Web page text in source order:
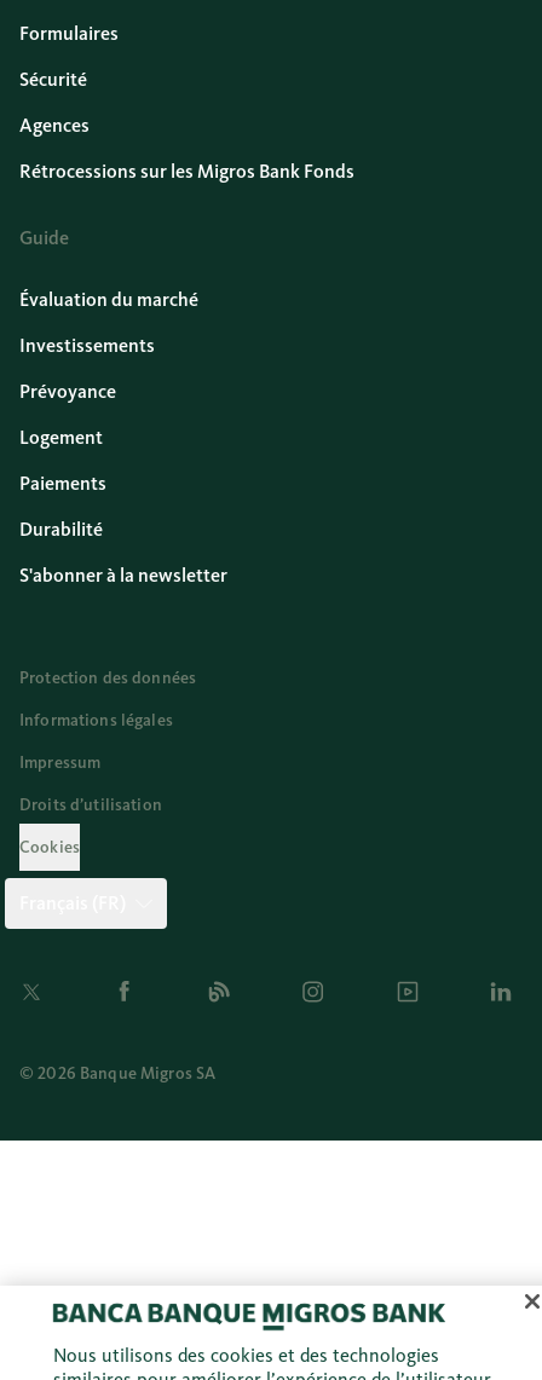
Formulaires
Sécurité
Agences
Rétrocessions sur les Migros Bank Fonds
Guide
Évaluation du marché
Investissements
Prévoyance
Logement
Paiements
Durabilité
S'abonner à la newsletter
Protection des données
Informations légales
Impressum
Droits d’utilisation
Cookies
Twitter Facebook Blog Instagram Youtube
© 2026 Banque Migros SA
Nous utilisons des cookies et des technologies